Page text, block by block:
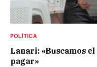
POLÍTICA
Lanari: «Buscamos
pagar»